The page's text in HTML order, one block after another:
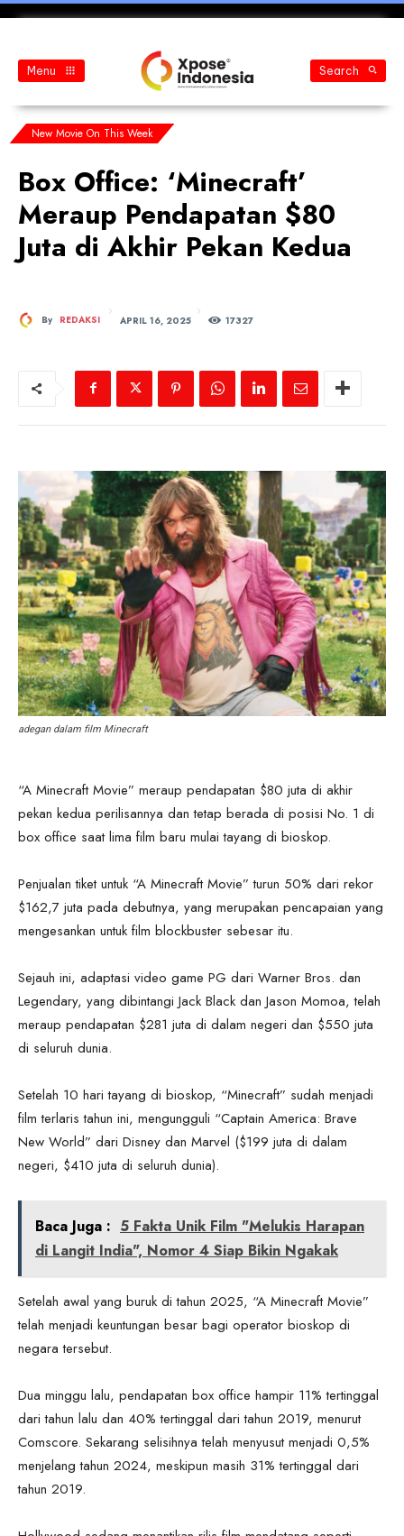
Menu Search
New Movie On This Week
Box Office: ‘Minecraft’
Meraup Pendapatan $80
Juta di Akhir Pekan Kedua
By REDAKSI APRIL 16, 2025 17327
adegan dalam film Minecraft
“A Minecraft Movie” meraup pendapatan $80 juta di akhir
pekan kedua perilisannya dan tetap berada di posisi No. 1 di
box office saat lima film baru mulai tayang di bioskop.
Penjualan tiket untuk “A Minecraft Movie” turun 50% dari rekor
$162,7 juta pada debutnya, yang merupakan pencapaian yang
mengesankan untuk film blockbuster sebesar itu.
Sejauh ini, adaptasi video game PG dari Warner Bros. dan
Legendary, yang dibintangi Jack Black dan Jason Momoa, telah
meraup pendapatan $281 juta di dalam negeri dan $550 juta
di seluruh dunia.
Setelah 10 hari tayang di bioskop, “Minecraft” sudah menjadi
film terlaris tahun ini, mengungguli “Captain America: Brave
New World” dari Disney dan Marvel ($199 juta di dalam
negeri, $410 juta di seluruh dunia).
Baca Juga : 5 Fakta Unik Film "Melukis Harapan
di Langit India", Nomor 4 Siap Bikin Ngakak
Setelah awal yang buruk di tahun 2025, “A Minecraft Movie”
telah menjadi keuntungan besar bagi operator bioskop di
negara tersebut.
Dua minggu lalu, pendapatan box office hampir 11% tertinggal
dari tahun lalu dan 40% tertinggal dari tahun 2019, menurut
Comscore. Sekarang selisihnya telah menyusut menjadi 0,5%
menjelang tahun 2024, meskipun masih 31% tertinggal dari
tahun 2019.